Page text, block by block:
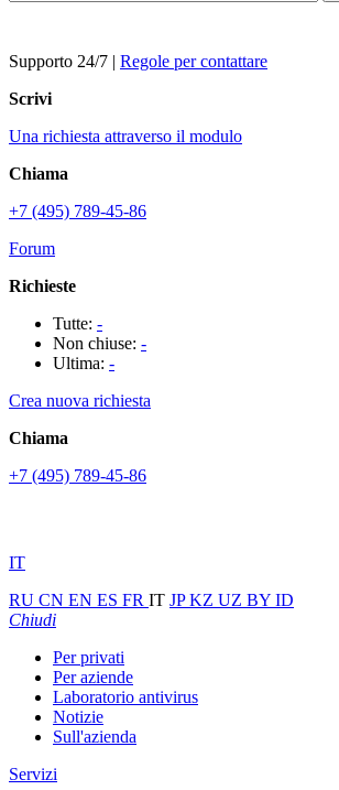
Supporto 24/7 | Regole per contattare
Scrivi
Una richiesta attraverso il modulo
Chiama
+7 (495) 789-45-86
Forum
Richieste
Tutte: -
Non chiuse: -
Ultima: -
Crea nuova richiesta
Chiama
+7 (495) 789-45-86
IT
RU CN EN ES FR IT JPKZ UZ BY ID
Chiudi
Per privati
Per aziende
Laboratorio antivirus
Notizie
Sull'azienda
Servizi